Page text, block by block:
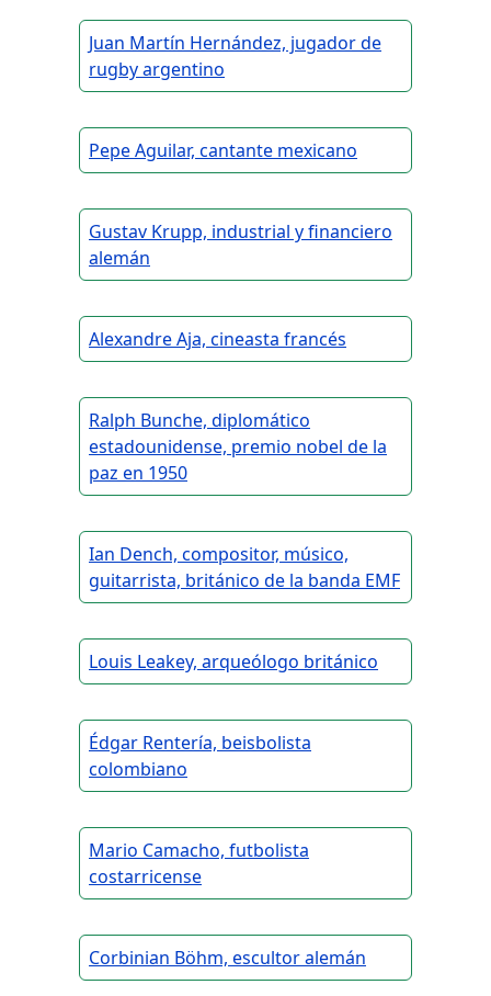
Juan Martín Hernández, jugador de
rugby argentino
Pepe Aguilar, cantante mexicano
Gustav Krupp, industrial y financiero
alemán
Alexandre Aja, cineasta francés
Ralph Bunche, diplomático
estadounidense, premio nobel de la
paz en 1950
Ian Dench, compositor, músico,
guitarrista, británico de la banda EMF
Louis Leakey, arqueólogo británico
Édgar Rentería, beisbolista
colombiano
Mario Camacho, futbolista
costarricense
Corbinian Böhm, escultor alemán